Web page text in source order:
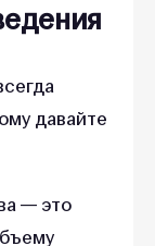
давайте
— это